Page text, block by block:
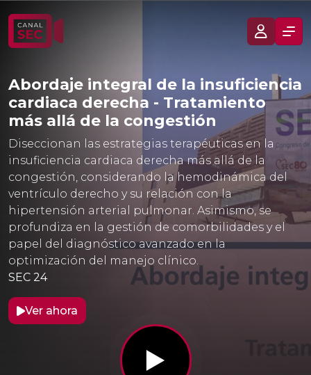
Abordaje integral de la insuficiencia
cardiaca derecha - Tratamiento
más allá de la congestión
Diseccionan las estrategias terapéuticas en la
insuficiencia cardiaca derecha más allá de la
congestión, considerando la hemodinámica del
ventrículo derecho y su relación con la
hipertensión arterial pulmonar. Asimismo, se
profundiza en la gestión de comorbilidades y el
papel del diagnóstico avanzado en la
optimización del manejo clínico.
SEC 24
Ver ahora